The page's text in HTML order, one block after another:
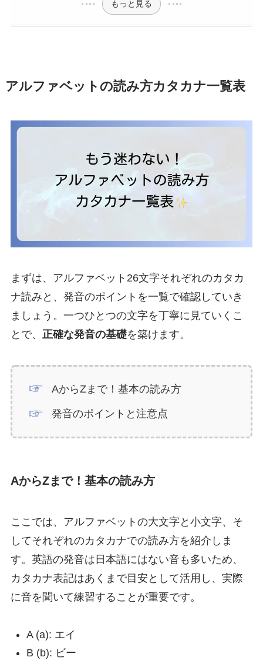
もっと見る
アルファベットの読み方カタカナ一覧表
まずは、アルファベット26文字それぞれのカタカ
ナ読みと、発音のポイントを一覧で確認していき
ましょう。一つひとつの文字を丁寧に見ていくこ
とで、 正確な発音の基礎を築けます。
AからZまで！基本の読み方
発音のポイントと注意点
AからZまで！基本の読み方
ここでは、アルファベットの大文字と小文字、そ
してそれぞれのカタカナでの読み方を紹介しま
す。英語の発音は日本語にはない音も多いため、
カタカナ表記はあくまで目安として活用し、実際
に音を聞いて練習することが重要です。
A (a): エイ
B (b): ビー